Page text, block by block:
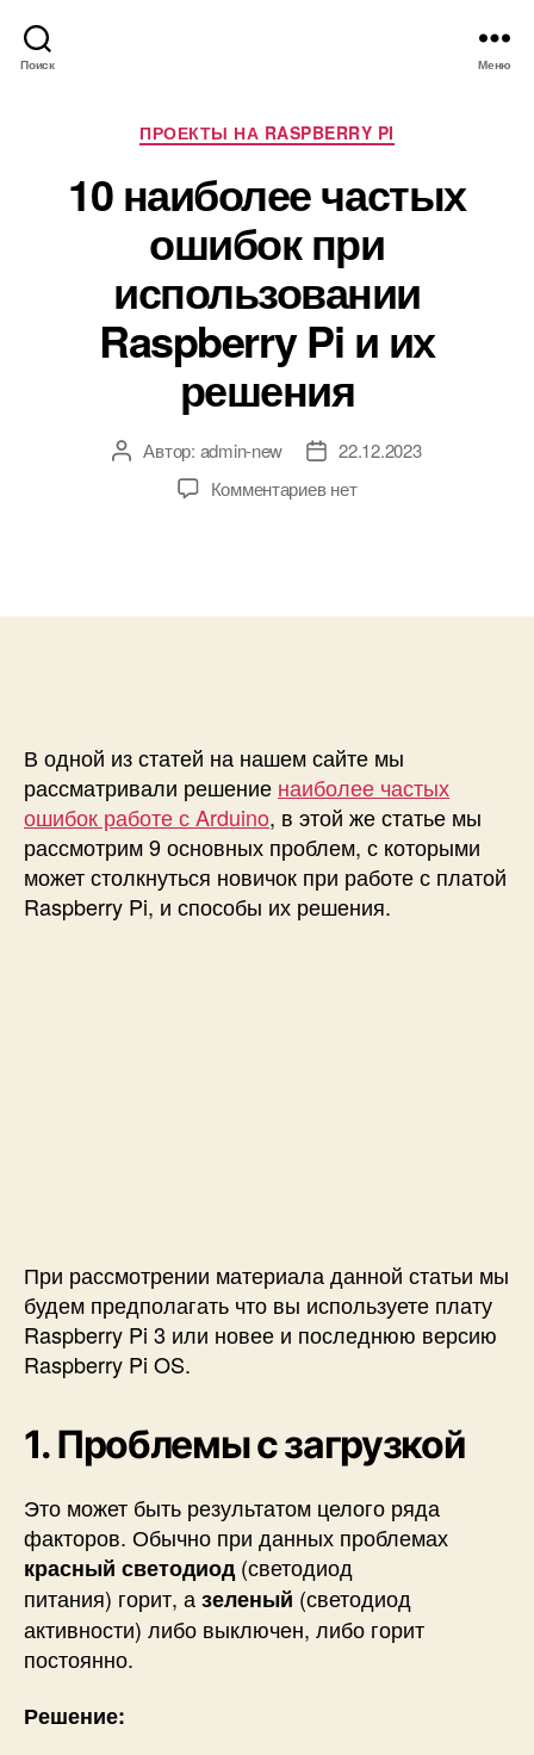
Поиск Меню
Р
у
б
р
и
к
и
ПРОЕКТЫ НА RASPBERRY PI
10 наиболее частых
ошибок при
использовании
Raspberry Pi и их
решения
А Автор: admin-new
Д
т
22.12.2023
Комментариевк
с
а
и
б
о
л
е
е
р
и
и
с
л
ь
о
в
а
и
и
нет
В одной из статей на нашем сайте мы
рассматривали решение наиболее частых
ошибок работе с Arduino, в этой же статье мы
рассмотрим 9 основных проблем, с которыми
может столкнуться новичок при работе с платой
Raspberry Pi, и способы их решения.
При рассмотрении материала данной статьи мы
будем предполагать что вы используете плату
Raspberry Pi 3 или новее и последнюю версию
Raspberry Pi OS.
1. Проблемы с загрузкой
Это может быть результатом целого ряда
факторов. Обычно при данных проблемах
красный светодиод (светодиод
питания) горит, азеленый (светодиод
активности) либо выключен, либо горит
постоянно.
Решение: